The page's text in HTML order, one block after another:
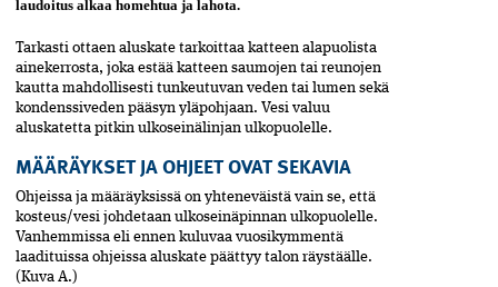
laudoitus alkaa homehtua ja lahota.
Tarkasti ottaen aluskate tarkoittaa katteen alapuolista
ainekerrosta, joka estää katteen saumojen tai reunojen
kautta mahdollisesti tunkeutuvan veden tai lumen sekä
kondenssiveden pääsyn yläpohjaan. Vesi valuu
aluskatetta pitkin ulkoseinälinjan ulkopuolelle.
MÄÄRÄYKSET JA OHJEET OVAT SEKAVIA
Ohjeissa ja määräyksissä on yhteneväistä vain se, että
kosteus/vesi johdetaan ulkoseinäpinnan ulkopuolelle.
Vanhemmissa eli ennen kuluvaa vuosikymmentä
laadituissa ohjeissa aluskate päättyy talon räystäälle.
(Kuva A.)